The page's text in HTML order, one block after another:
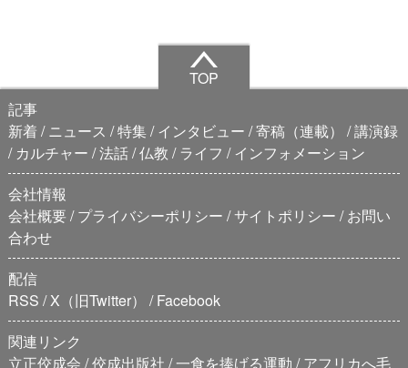
TOP
記事
新着
ニュース 特集 インタビュー 寄稿（連載）
講演録
カルチャー 法話 仏教 ライフ
インフォメーション
会社情報
会社概要 プライバシーポリシー サイトポリシー
お問い
合わせ
配信
RSS X（旧Twitter）
Facebook
関連リンク
立正佼成会 佼成出版社 一食を捧げる運動 アフリカへ毛